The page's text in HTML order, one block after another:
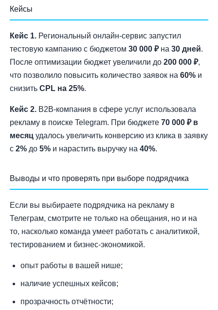
Кейсы
Кейс 1. Региональный онлайн-сервис запустил
тестовую кампанию с бюджетом 30 000 ₽на 30 дней.
После оптимизации бюджет увеличили до 200 000 ₽,
что позволило повысить количество заявок на 60% и
снизить CPL на 25%.
Кейс 2. B2B-компания в сфере услуг использовала
рекламу в поиске Telegram. При бюджете 70 000 ₽ в
месяц удалось увеличить конверсию из клика в заявку
с 2% до 5% и нарастить выручку на 40%.
Выводы и что проверять при выборе подрядчика
Если вы выбираете подрядчика на рекламу в
Телеграм, смотрите не только на обещания, но и на
то, насколько команда умеет работать с аналитикой,
тестированием и бизнес-экономикой.
опыт работы в вашей нише;
наличие успешных кейсов;
прозрачность отчётности;